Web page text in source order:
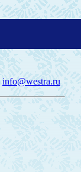
info@westra.ru